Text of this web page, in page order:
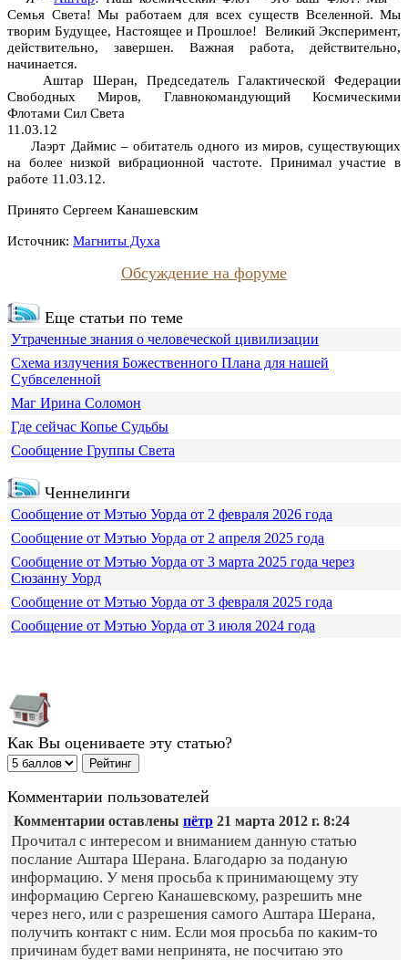
Семья Света! Мы работаем для всех существ Вселенной. Мы
творим Будущее, Настоящее и Прошлое! Великий Эксперимент,
действительно, завершен. Важная работа, действительно,
начинается.
Аштар Шеран, Председатель Галактической Федерации
Свободных Миров, Главнокомандующий Космическими
Флотами Сил Света
11.03.12
Лаэрт Даймис – обитатель одного из миров, существующих
на более низкой вибрационной частоте. Принимал участие в
работе 11.03.12.
Принято Сергеем Канашевским
Источник: Магниты Духа
Обсуждение на форуме
Еще статьи по теме
Утраченные знания о человеческой цивилизации
Схема излучения Божественного Плана для нашей
Субвселенной
Маг Ирина Соломон
Где сейчас Копье Судьбы
Сообщение Группы Света
Ченнелинги
Сообщение от Мэтью Уорда от 2 февраля 2026 года
Сообщение от Мэтью Уорда от 2 апреля 2025 года
Сообщение от Мэтью Уорда от 3 марта 2025 года через
Сюзанну Уорд
Сообщение от Мэтью Уорда от 3 февраля 2025 года
Сообщение от Мэтью Уорда от 3 июля 2024 года
Как Вы оцениваете эту статью?
Комментарии пользователей
Комментарии оставлены пётр 21 марта 2012 г. 8:24
Прочитал с интересом и вниманием данную статью
послание Аштара Шерана. Благодарю за поданую
информацию. У меня просьба к принимающему эту
информацию Сергею Канашевскому, разрешить мне
через него, или с разрешения самого Аштара Шерана,
получить контакт с ним. Если моя просьба по каким-то
причинам будет вами непринята, не посчитаю это